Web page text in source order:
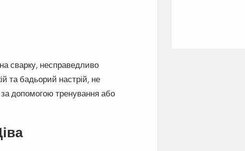
сварку, несправедливо
та бадьорий настрій, не
за допомогою тренування або